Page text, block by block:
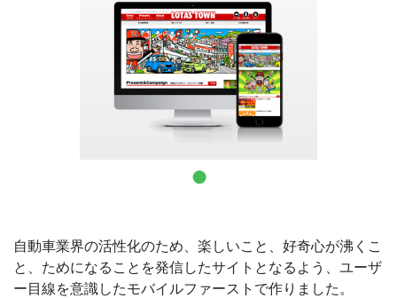
お問合せ
自動車業界の活性化のため、楽しいこと、好奇心が沸くこ
と、ためになることを発信したサイトとなるよう、ユーザ
ー目線を意識したモバイルファーストで作りました。